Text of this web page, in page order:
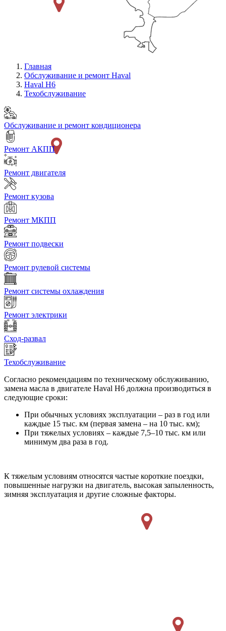
Главная
Обслуживание и ремонт Haval
Haval H6
Техобслуживание
Обслуживание и ремонт кондиционера
Ремонт АКПП
Ремонт двигателя
Ремонт кузова
Ремонт МКПП
Ремонт подвески
Ремонт рулевой системы
Ремонт системы охлаждения
Ремонт электрики
Сход-развал
Техобслуживание
Согласно рекомендациям по техническому обслуживанию,
замена масла в двигателе Haval H6 должна производиться в
следующие сроки:
При обычных условиях эксплуатации – раз в год или
каждые 15 тыс. км (первая замена – на 10 тыс. км);
При тяжелых условиях – каждые 7,5–10 тыс. км или
минимум два раза в год.
К тяжелым условиям относятся частые короткие поездки,
повышенные нагрузки на двигатель, высокая запыленность,
зимняя эксплуатация и другие сложные факторы.